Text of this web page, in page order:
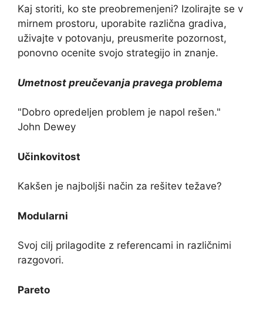
Kaj storiti, ko ste preobremenjeni? Izolirajte se v
mirnem prostoru, uporabite različna gradiva,
uživajte v potovanju, preusmerite pozornost,
ponovno ocenite svojo strategijo in znanje.
Umetnost preučevanja pravega problema
"Dobro opredeljen problem je napol rešen."
John Dewey
Učinkovitost
Kakšen je najboljši način za rešitev težave?
Modularni
Svoj cilj prilagodite z referencami in različnimi
razgovori.
Pareto